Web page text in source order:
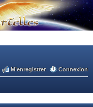
Connexion
M’enregistrer